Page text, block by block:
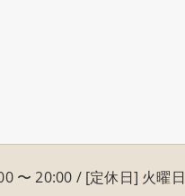
〜 20:00 / [定休日] 火曜日